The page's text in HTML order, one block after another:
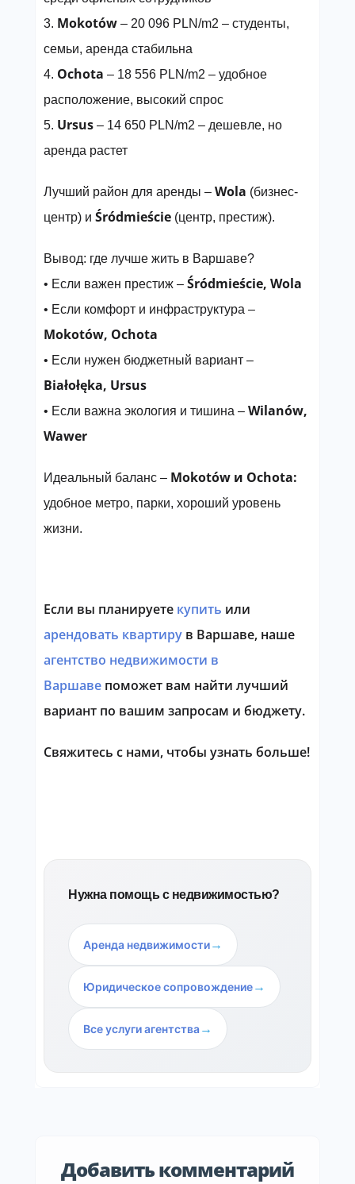
3. Mokotów – 20 096 PLN/m2 – студенты,
семьи, аренда стабильна
4. Ochota – 18 556 PLN/m2 – удобное
расположение, высокий спрос
5. Ursus – 14 650 PLN/m2 – дешевле, но
аренда растет
Лучший район для аренды – Wola (бизнес-
центр) и Śródmieście (центр, престиж).
Вывод: где лучше жить в Варшаве?
• Если важен престиж – Śródmieście, Wola
• Если комфорт и инфраструктура –
Mokotów, Ochota
• Если нужен бюджетный вариант –
Białołęka, Ursus
• Если важна экология и тишина – Wilanów,
Wawer
Идеальный баланс – Mokotów и Ochota:
удобное метро, парки, хороший уровень
жизни.
Если вы планируете купить или
арендовать квартиру в Варшаве, наше
агентство недвижимости в
Варшаве поможет вам найти лучший
вариант по вашим запросам и бюджету.
Свяжитесь с нами, чтобы узнать больше!
Нужна помощь с недвижимостью?
Аренда недвижимости→
Юридическое сопровождение→
Все услуги агентства→
Добавить комментарий